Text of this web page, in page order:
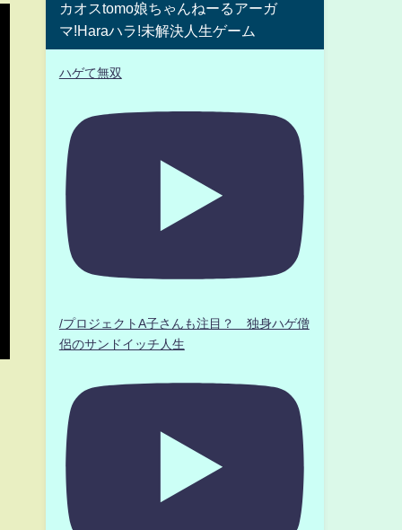
カオスtomo娘ちゃんねーるアーガ
マ!Haraハラ!未解決人生ゲーム
ハゲて無双
/プロジェクトA子さんも注目？ 独身ハゲ僧
侶のサンドイッチ人生